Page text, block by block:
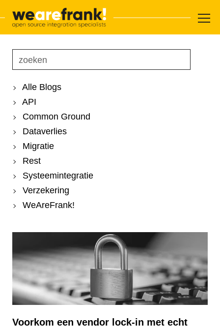
WeAreFrank!
Alle Blogs
API
Common Ground
Dataverlies
Migratie
Rest
Systeemintegratie
Verzekering
WeAreFrank!
Voorkom een vendor lock-in met echt